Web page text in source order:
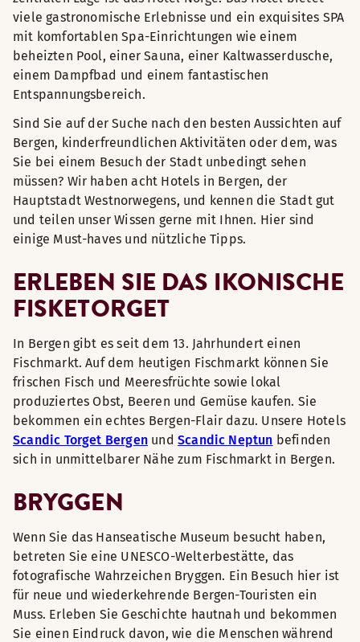
viele gastronomische Erlebnisse und ein exquisites SPA
mit komfortablen Spa-Einrichtungen wie einem
beheizten Pool, einer Sauna, einer Kaltwasserdusche,
einem Dampfbad und einem fantastischen
Entspannungsbereich.
Sind Sie auf der Suche nach den besten Aussichten auf
Bergen, kinderfreundlichen Aktivitäten oder dem, was
Sie bei einem Besuch der Stadt unbedingt sehen
müssen? Wir haben acht Hotels in Bergen, der
Hauptstadt Westnorwegens, und kennen die Stadt gut
und teilen unser Wissen gerne mit Ihnen. Hier sind
einige Must-haves und nützliche Tipps.
ERLEBEN SIE DAS IKONISCHE
FISKETORGET
In Bergen gibt es seit dem 13. Jahrhundert einen
Fischmarkt. Auf dem heutigen Fischmarkt können Sie
frischen Fisch und Meeresfrüchte sowie lokal
produziertes Obst, Beeren und Gemüse kaufen. Sie
bekommen ein echtes Bergen-Flair dazu. Unsere Hotels
Scandic Torget Bergen und Scandic Neptun befinden
sich in unmittelbarer Nähe zum Fischmarkt in Bergen.
BRYGGEN
Wenn Sie das Hanseatische Museum besucht haben,
betreten Sie eine UNESCO-Welterbestätte, das
fotografische Wahrzeichen Bryggen. Ein Besuch hier ist
für neue und wiederkehrende Bergen-Touristen ein
Muss. Erleben Sie Geschichte hautnah und bekommen
Sie einen Eindruck davon, wie die Menschen während